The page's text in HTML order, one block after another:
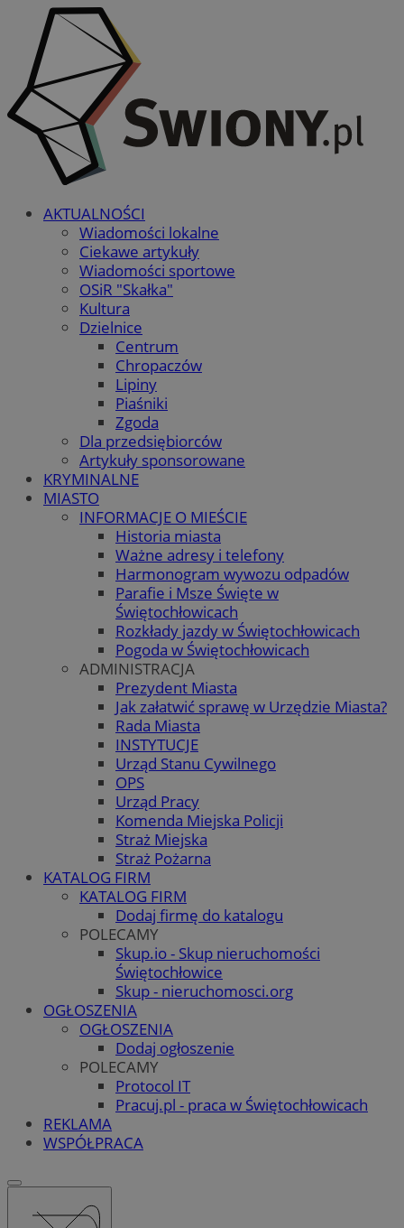
AKTUALNOŚCI
Wiadomości lokalne
Ciekawe artykuły
Wiadomości sportowe
OSiR "Skałka"
Kultura
Dzielnice
Centrum
Chropaczów
Lipiny
Piaśniki
Zgoda
Dla przedsiębiorców
Artykuły sponsorowane
KRYMINALNE
MIASTO
INFORMACJE O MIEŚCIE
Historia miasta
Ważne adresy i telefony
Harmonogram wywozu odpadów
Parafie i Msze Święte w
Świętochłowicach
Rozkłady jazdy w Świętochłowicach
Pogoda w Świętochłowicach
ADMINISTRACJA
Prezydent Miasta
Jak załatwić sprawę w Urzędzie Miasta?
Rada Miasta
INSTYTUCJE
Urząd Stanu Cywilnego
OPS
Urząd Pracy
Komenda Miejska Policji
Straż Miejska
Straż Pożarna
KATALOG FIRM
KATALOG FIRM
Dodaj firmę do katalogu
POLECAMY
Skup.io - Skup nieruchomości
Świętochłowice
Skup - nieruchomosci.org
OGŁOSZENIA
OGŁOSZENIA
Dodaj ogłoszenie
POLECAMY
Protocol IT
Pracuj.pl - praca w Świętochłowicach
REKLAMA
WSPÓŁPRACA